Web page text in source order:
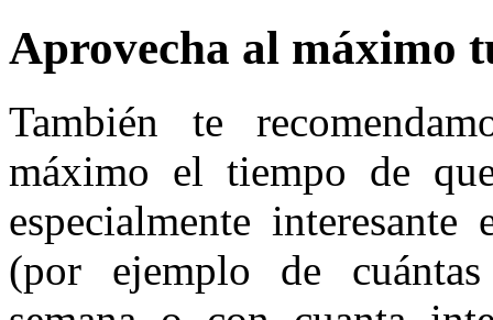
Aprovecha al máximo
También te
máximo el tiempo de
especialmente
(por ejemplo de